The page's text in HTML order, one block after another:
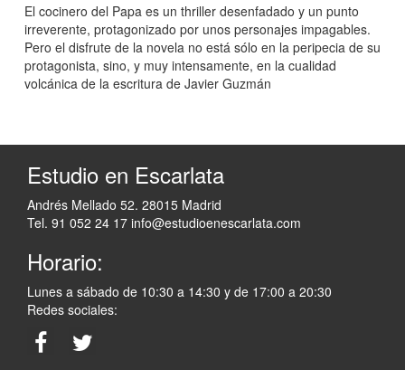
El cocinero del Papa es un thriller desenfadado y un punto
irreverente, protagonizado por unos personajes impagables.
Pero el disfrute de la novela no está sólo en la peripecia de su
protagonista, sino, y muy intensamente, en la cualidad
volcánica de la escritura de Javier Guzmán
Estudio en Escarlata
Andrés Mellado 52. 28015 Madrid
Tel. 91 052 24 17 info@estudioenescarlata.com
Horario:
Lunes a sábado de 10:30 a 14:30 y de 17:00 a 20:30
Redes sociales: